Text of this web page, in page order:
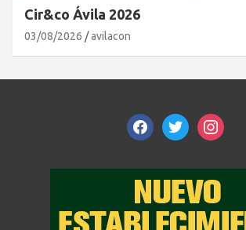
Cir&co Ávila 2026
03/08/2026 avilacon
facebooktwitterinstagram